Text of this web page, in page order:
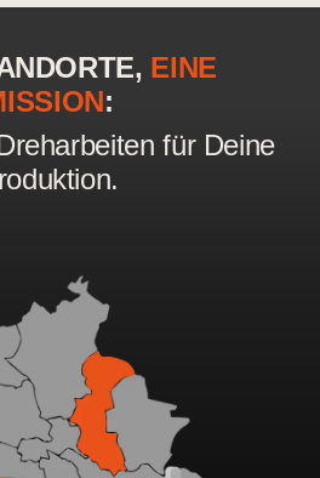
EINE
:
für Deine